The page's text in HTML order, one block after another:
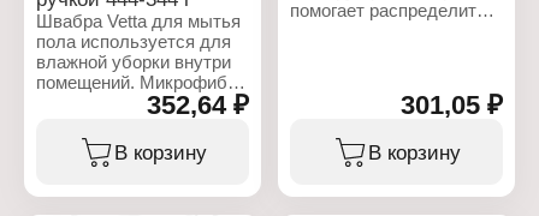
Швабра Vetta для мытья
пола используется для
влажной уборки внутри
помещений. Микрофибра
отлично впитывает
влагу. Телескопическая
ручка позволяет легко
настроить комфортную
352,64 ₽
В корзину
помогает распределить
крепления к рукоятке
имеет шарнирную
чему швабру можно
удерживать под любым
углом к полу. Подходят
301,05 ₽
В корзину